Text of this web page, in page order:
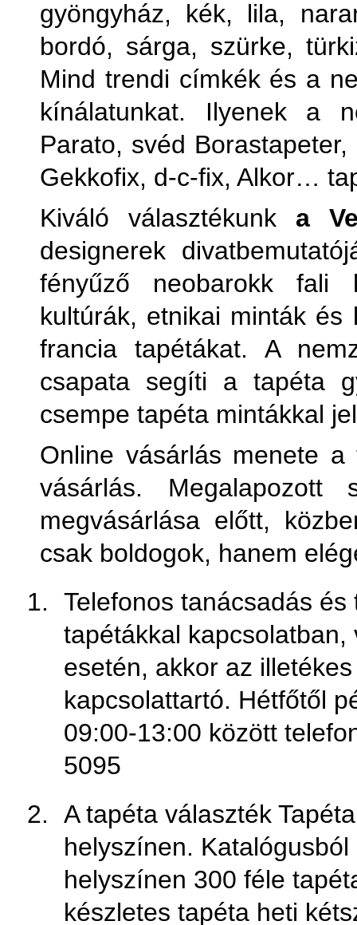
gyöngyház, kék, lila,
bordó, sárga, szürke,
Mind trendi címkék és a
kínálatunkat. Ilyenek a
Parato, svéd
Gekkofix, d-c-fix, Alkor…
Kiváló választékunk a
designerek
fényűző neobarokk fali
kultúrák, etnikai minták és
francia tapétákat. A
csapata segíti a tapéta
csempe tapéta mintákkal
Online vásárlás menete
vásárlás. Megalapozott
megvásárlása előtt,
csak boldogok, hanem
Telefonos tanácsadás
tapétákkal
esetén, akkor az
kapcsolattartó. Hétfőtől
09:00-13:00 között
5095
A tapéta választék
helyszínen.
helyszínen 300 féle
készletes tapéta heti